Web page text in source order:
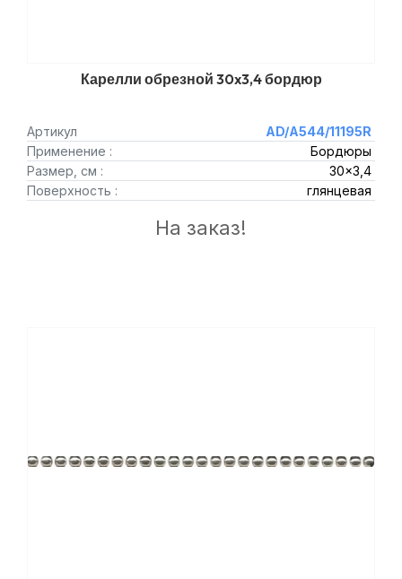
Карелли обрезной 30x3,4 бордюр
Артикул
AD/A544/11195R
Применение :
Бордюры
Размер, см :
30x3,4
Поверхность :
глянцевая
На заказ!